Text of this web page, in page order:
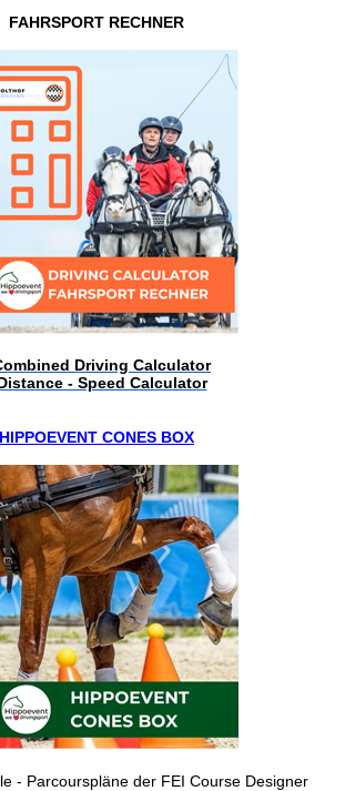
FAHRSPORT RECHNER
Driving Calculator
- Speed Calculator
HIPPOEVENT CONES BOX
- Parcourspläne der FEI Course Designer